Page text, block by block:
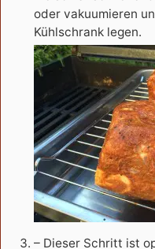
oder vakuumieren
Kühlschrank legen.
– Dieser Schritt ist